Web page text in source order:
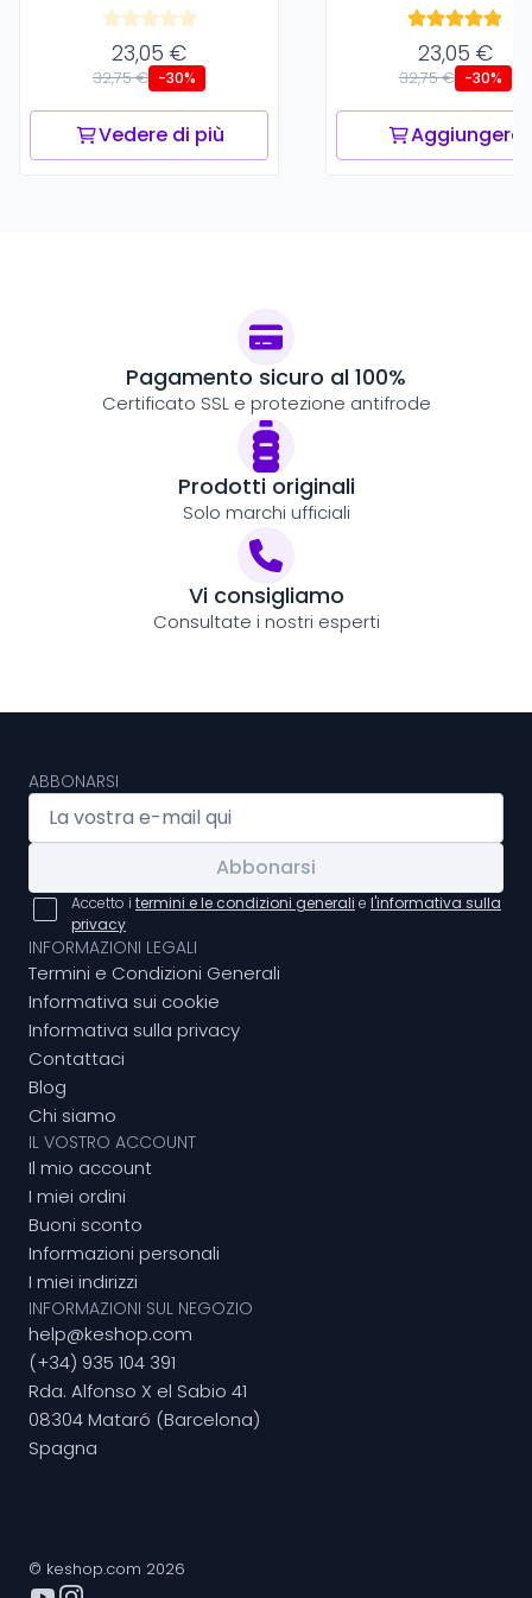
23,05 €
32,75 € -30%
Vedere di più
23,05 €
32,75 € -30%
Aggiungere
Pagamento sicuro al 100%
Certificato SSL e protezione antifrode
Prodotti originali
Solo marchi ufficiali
Vi consigliamo
Consultate i nostri esperti
ABBONARSI
Abbonarsi
Accetto i termini e le condizioni generali e l'informativa sulla
privacy
INFORMAZIONI LEGALI
Termini e Condizioni Generali
Informativa sui cookie
Informativa sulla privacy
Contattaci
Blog
Chi siamo
IL VOSTRO ACCOUNT
Il mio account
I miei ordini
Buoni sconto
Informazioni personali
I miei indirizzi
INFORMAZIONI SUL NEGOZIO
help@keshop.com
(+34) 935 104 391
Rda. Alfonso X el Sabio 41
08304 Mataró (Barcelona)
Spagna
© keshop.com 2026